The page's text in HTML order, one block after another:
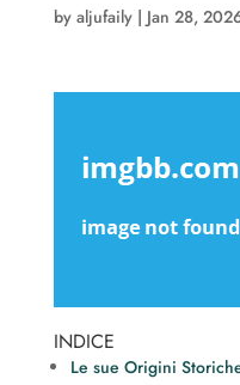
by aljufaily| Jan 28,
INDICE
Le sue Origini